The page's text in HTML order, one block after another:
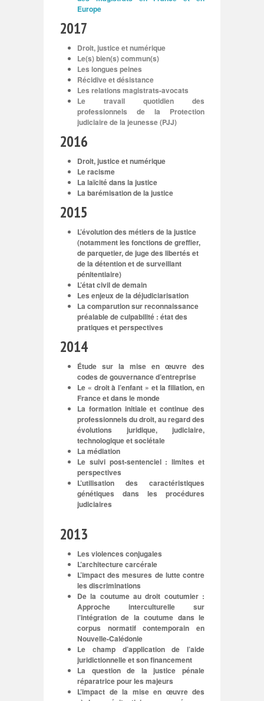
Europe
2017
Droit, justice et numérique
Le(s) bien(s) commun(s)
Les longues peines
Récidive et désistance
Les relations magistrats-avocats
Le travail quotidien des
professionnels de la Protection
judiciaire de la jeunesse (PJJ)
2016
Droit, justice et numérique
Le racisme
La laïcité dans la justice
La barémisation de la justice
2015
L’évolution des métiers de la justice
(notamment les fonctions de greffier,
de parquetier, de juge des libertés et
de la détention et de surveillant
pénitentiaire)
L’état civil de demain
Les enjeux de la déjudiciarisation
La comparution sur reconnaissance
préalable de culpabilité : état des
pratiques et perspectives
2014
Étude sur la mise en œuvre des
codes de gouvernance d’entreprise
Le « droit à l’enfant » et la filiation, en
France et dans le monde
La formation initiale et continue des
professionnels du droit, au regard des
évolutions juridique, judiciaire,
technologique et sociétale
La médiation
Le suivi post-sentenciel : limites et
perspectives
L’utilisation des caractéristiques
génétiques dans les procédures
judiciaires
2013
Les violences conjugales
L’architecture carcérale
L’impact des mesures de lutte contre
les discriminations
De la coutume au droit coutumier :
Approche interculturelle sur
l’intégration de la coutume dans le
corpus normatif contemporain en
Nouvelle-Calédonie
Le champ d’application de l’aide
juridictionnelle et son financement
La question de la justice pénale
réparatrice pour les majeurs
L’impact de la mise en œuvre des